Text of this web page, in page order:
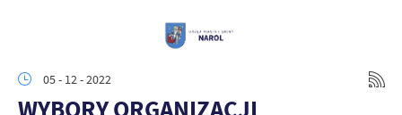
05 - 12 - 2022